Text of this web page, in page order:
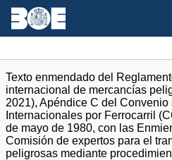
Texto enmendado del
internacional de mercancías
2021), Apéndice C del
Internacionales por Ferrocarril
de mayo de 1980, con las
Comisión de expertos para el
peligrosas mediante